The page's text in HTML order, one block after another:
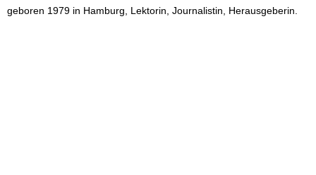
geboren 1979 in Hamburg, Lektorin, Journalistin, Herausgeberin.